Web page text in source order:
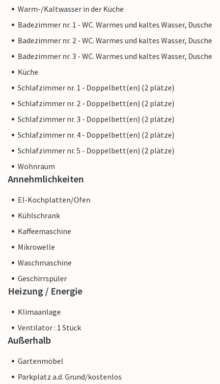
Warm-/Kaltwasser in der Küche
Badezimmer nr. 1 - WC. Warmes und kaltes Wasser, Dusche
Badezimmer nr. 2 - WC. Warmes und kaltes Wasser, Dusche
Badezimmer nr. 3 - WC. Warmes und kaltes Wasser, Dusche
Küche
Schlafzimmer nr. 1 - Doppelbett(en) (2 plätze)
Schlafzimmer nr. 2 - Doppelbett(en) (2 plätze)
Schlafzimmer nr. 3 - Doppelbett(en) (2 plätze)
Schlafzimmer nr. 4 - Doppelbett(en) (2 plätze)
Schlafzimmer nr. 5 - Doppelbett(en) (2 plätze)
Wohnraum
Annehmlichkeiten
El-Kochplatten/Ofen
Kühlschrank
Kaffeemaschine
Mikrowelle
Waschmaschine
Geschirrspüler
Heizung / Energie
Klimaanlage
Ventilator : 1 Stück
Außerhalb
Gartenmöbel
Parkplatz a.d. Grund/kostenlos